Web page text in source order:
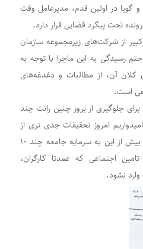
و گویا در اولین قدم، مدیرعامل وقت
تحت پیگرد قضایی قرار دارد.
از شرکت‌های زیرمجموعه سازمان
رسیدگی به این ماجرا با توجه به
آن، از مطالبات و دغدغه‌های
است.
جلوگیری از بروز چنین رانت چند
امروز تحقیقات جدی تری از
جزئیات این ماجرا انجام شود تا بیش از این به سرمایه جامعه چند ۱۰
اجتماعی که عمدتا کارگران،
نشود.